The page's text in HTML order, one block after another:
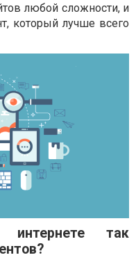
любой сложности, и
который лучше всего
так